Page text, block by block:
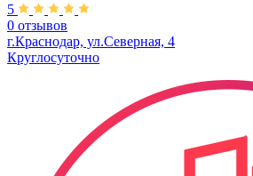
5
0 отзывов
г.Краснодар, ул.Северная, 4
Круглосуточно